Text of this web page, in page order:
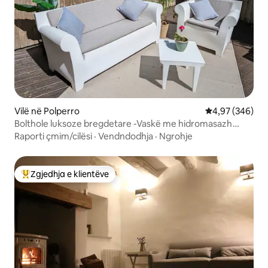
Vilë në Polperro Vlerësimi
4,97 (346)
Bolthole luksoze bregdetare -Vaskë me hidromasazh
/Parkim brenda ambientit
Raporti çmim/cilësi · Vendndodhja · Ngrohje
Më të mirat e zgjedhjeve të klientëve
Zgjedhja e klientëve